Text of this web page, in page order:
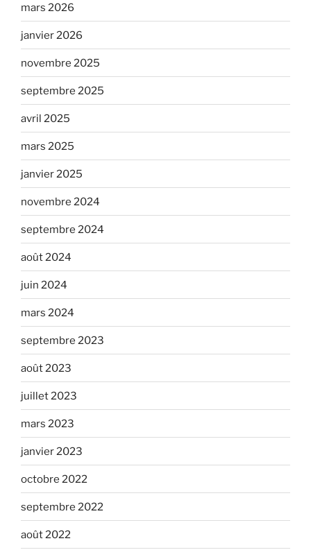
mars 2026
janvier 2026
novembre 2025
septembre 2025
avril 2025
mars 2025
janvier 2025
novembre 2024
septembre 2024
août 2024
juin 2024
mars 2024
septembre 2023
août 2023
juillet 2023
mars 2023
janvier 2023
octobre 2022
septembre 2022
août 2022